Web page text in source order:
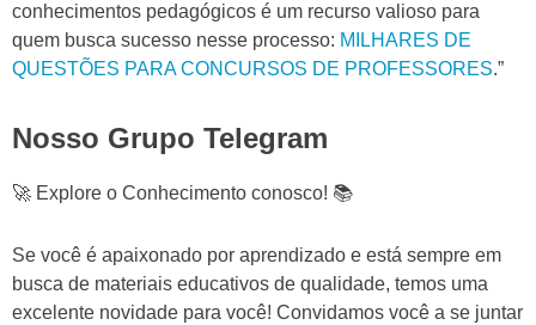
conhecimentos pedagógicos é um recurso valioso para
quem busca sucesso nesse processo: MILHARES DE
QUESTÕES PARA CONCURSOS DE PROFESSORES.”
Nosso Grupo Telegram
🚀 Explore o Conhecimento conosco! 📚
Se você é apaixonado por aprendizado e está sempre em
busca de materiais educativos de qualidade, temos uma
excelente novidade para você! Convidamos você a se juntar